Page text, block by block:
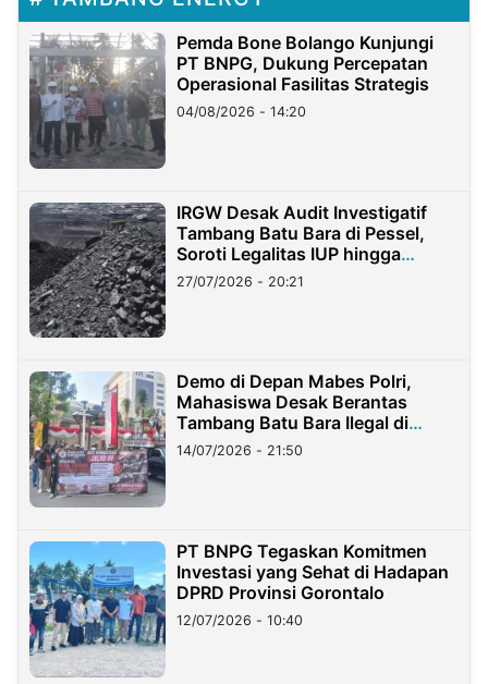
Pemda Bone Bolango Kunjungi
PT BNPG, Dukung Percepatan
Operasional Fasilitas Strategis
04/08/2026 - 14:20
IRGW Desak Audit Investigatif
Tambang Batu Bara di Pessel,
Soroti Legalitas IUP hingga
Stockpile
27/07/2026 - 20:21
Demo di Depan Mabes Polri,
Mahasiswa Desak Berantas
Tambang Batu Bara Ilegal di
Lampung
14/07/2026 - 21:50
PT BNPG Tegaskan Komitmen
Investasi yang Sehat di Hadapan
DPRD Provinsi Gorontalo
12/07/2026 - 10:40